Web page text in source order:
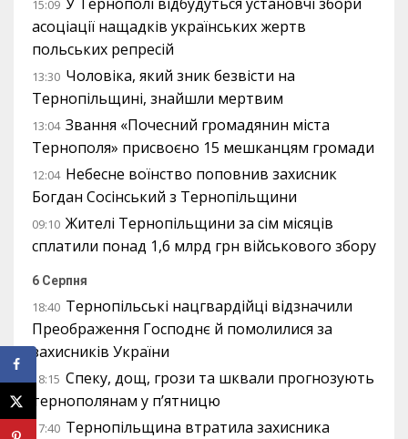
15:09
асоціації нащадків українських жертв
польських репресій
13:30 Чоловіка, який зник безвісти на
Тернопільщині, знайшли мертвим
13:04 Звання «Почесний громадянин міста
Тернополя» присвоєно 15 мешканцям громади
12:04 Небесне воїнство поповнив захисник
Богдан Сосінський з Тернопільщини
09:10 Жителі Тернопільщини за сім місяців
сплатили понад 1,6 млрд грн військового збору
6 Серпня
18:40 Тернопільські нацгвардійці відзначили
Преображення Господнє й помолилися за
захисників України
18:15 Спеку, дощ, грози та шквали прогнозують
тернополянам у п’ятницю
17:40 Тернопільщина втратила захисника